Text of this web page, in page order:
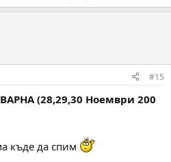
#15
(28,29,30 Ноември 200
къде да спим